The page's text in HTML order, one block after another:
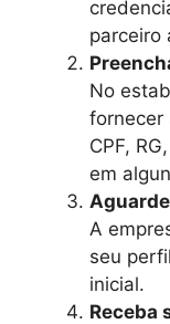
parceiro
No
fornecer
CPF,
em
A
seu
inicial.
Receba